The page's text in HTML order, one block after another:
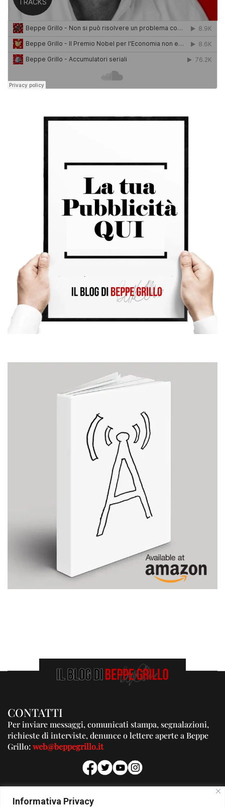
Informativa Privacy
CONTATTI
Per inviare messaggi, comunicati stampa, segnalazioni,
richieste di interviste, denunce o lettere aperte a Beppe
Grillo:web@beppegrillo.it
PUBBLICITA'